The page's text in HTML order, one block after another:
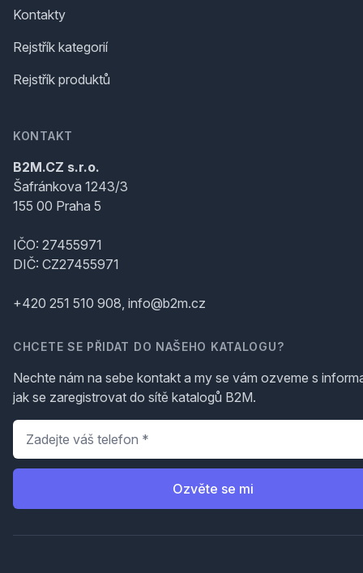
Kontakty
Rejstřík kategorií
Rejstřík produktů
KONTAKT
B2M.CZ s.r.o.
Šafránkova 1243/3
155 00 Praha 5
IČO: 27455971
DIČ: CZ27455971
+420 251 510 908, info@b2m.cz
CHCETE SE PŘIDAT DO NAŠEHO KATALOGU?
Nechte nám na sebe kontakt a my se vám ozveme s
jak se zaregistrovat do sítě katalogů B2M.
Telefon
Ozvěte se mi